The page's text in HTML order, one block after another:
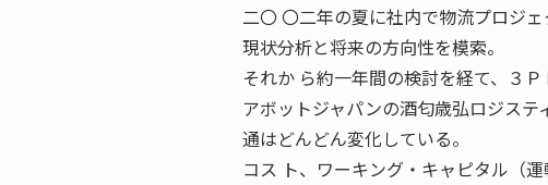
二〇 〇二年の夏に社内で物流プロジ
現状分析と将来の方向性を模索。
それか ら約一年間の検討を経て、３
アボットジャパンの酒匂歳弘ロジス
通はどんどん変化している。
コス ト、ワーキング・キャピタル（